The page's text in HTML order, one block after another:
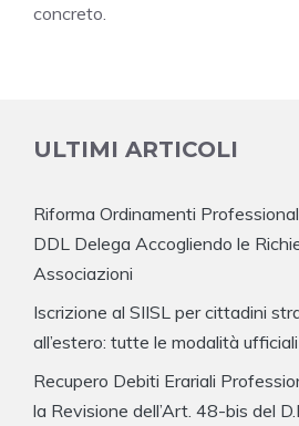
concreto.
ULTIMI ARTICOLI
Riforma Ordinamenti
DDL Delega Accogliendo le
Associazioni
Iscrizione al SIISL per cittadini
all’estero: tutte le modalità
Recupero Debiti Erariali
la Revisione dell’Art. 48-bis del